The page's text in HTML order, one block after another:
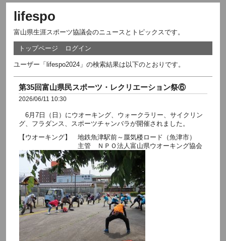
lifespo
富山県生涯スポーツ協議会のニュースとトピックスです。
トップページ ログイン
ユーザー「lifespo2024」の検索結果は以下のとおりです。
第35回富山県民スポーツ・レクリエーション祭⑥
2026/06/11 10:30
6月7日（日）にウオーキング、ウォークラリー、サイクリン
グ、フラダンス、スポーツチャンバラが開催されました。
【ウオーキング】 地鉄魚津駅前～蜃気楼ロード（魚津市）
主管 ＮＰＯ法人富山県ウオーキング協会